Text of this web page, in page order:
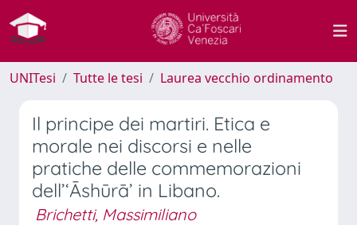
UNITesi Tutte le tesi Laurea vecchio ordinamento
Il principe dei martiri. Etica e
morale nei discorsi e nelle
pratiche delle commemorazioni
dell’‘Āshūrā’ in Libano.
Brichetti, Massimiliano